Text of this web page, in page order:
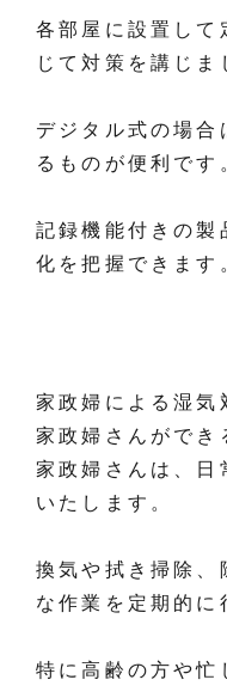
各部屋に設置して
じて対策を講じま
デジタル式の場合
るものが便利です
記録機能付きの製
化を把握できます
家政婦による湿気
家政婦さんができ
家政婦さんは、日
いたします。
換気や拭き掃除、
な作業を定期的に
特に高齢の方や忙